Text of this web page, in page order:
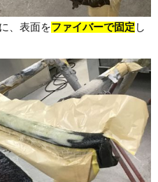
、表面をファイバーで固定 し